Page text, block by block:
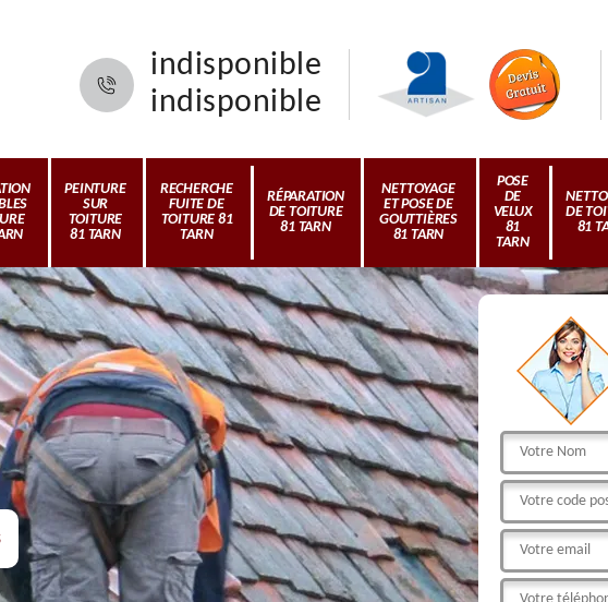
indisponible
indisponible
PEINTURE
SUR
TOITURE
81 TARN
RECHERCHE
FUITE DE
TOITURE 81
TARN
RÉPARATION
DE TOITURE
81 TARN
NETTOYAGE
ET POSE DE
GOUTTIÈRES
81 TARN
POSE
DE
VELUX
81
TARN
DE
81